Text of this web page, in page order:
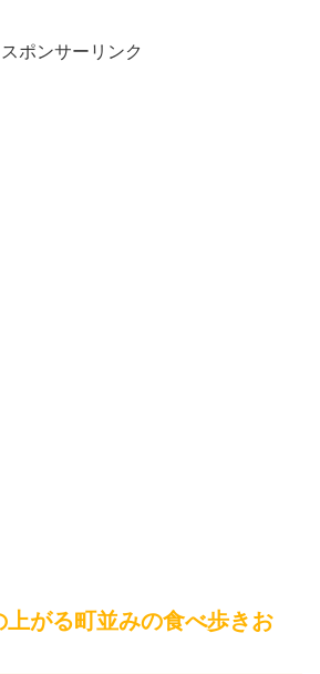
スポンサーリンク
上がる町並みの食べ歩きお